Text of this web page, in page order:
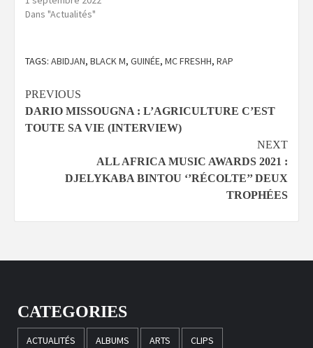
Dans "Actualités"
TAGS: ABIDJAN, BLACK M, GUINÉE, MC FRESHH, RAP
Continue
Reading
PREVIOUS
DARIO MISSOUGNA : L’AGRICULTURE C’EST
TOUTE SA VIE (INTERVIEW)
NEXT
ALL AFRICA MUSIC AWARDS 2021 :
DJELYKABA BINTOU ‘’RÉCOLTE’’ DEUX
TROPHÉES
CATEGORIES
ACTUALITÉS ALBUMS ARTS CLIPS